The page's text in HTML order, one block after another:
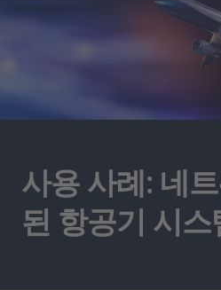
Magazine
인재채용
사용 사례: 네
된 항공기 시